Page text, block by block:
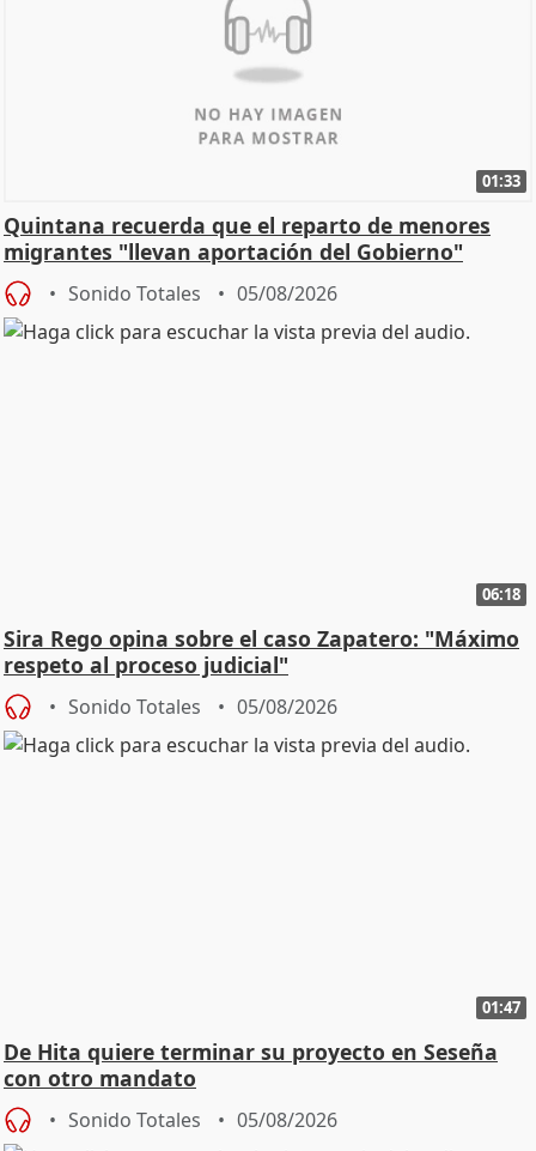
01:33
Quintana recuerda que el reparto de menores
migrantes "llevan aportación del Gobierno"
central
Sonido Totales 05/08/2026
06:18
Sira Rego opina sobre el caso Zapatero: "Máximo
respeto al proceso judicial"
Sonido Totales 05/08/2026
01:47
De Hita quiere terminar su proyecto en Seseña
con otro mandato
Sonido Totales 05/08/2026